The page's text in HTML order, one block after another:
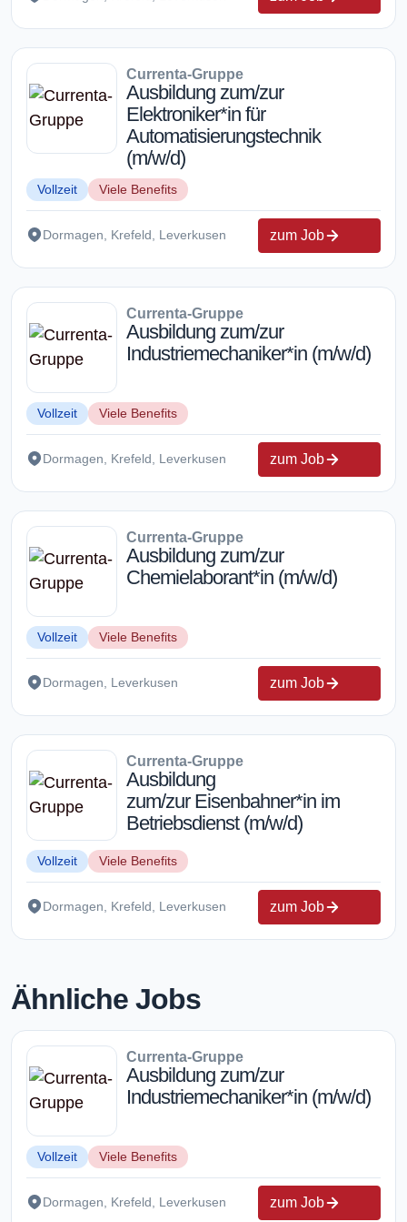
Currenta-Gruppe
Ausbildung zum/zur
Elektroniker*in für
Automatisierungstechnik
(m/w/d)
Vollzeit Viele Benefits
Dormagen, Krefeld, Leverkusen zum Job
Currenta-Gruppe
Ausbildung zum/zur
Industriemechaniker*in (m/w/d)
Vollzeit Viele Benefits
Dormagen, Krefeld, Leverkusen zum Job
Currenta-Gruppe
Ausbildung zum/zur
Chemielaborant*in (m/w/d)
Vollzeit Viele Benefits
Dormagen, Leverkusen zum Job
Currenta-Gruppe
Ausbildung
zum/zur Eisenbahner*in im
Betriebsdienst (m/w/d)
Vollzeit Viele Benefits
Dormagen, Krefeld, Leverkusen zum Job
Ähnliche Jobs
Currenta-Gruppe
Ausbildung zum/zur
Industriemechaniker*in (m/w/d)
Vollzeit Viele Benefits
Dormagen, Krefeld, Leverkusen zum Job